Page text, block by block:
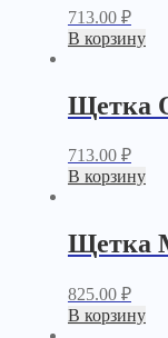
713.00 ₽
В корзину
Щетка
713.00 ₽
В корзину
Щетка
825.00 ₽
В корзину